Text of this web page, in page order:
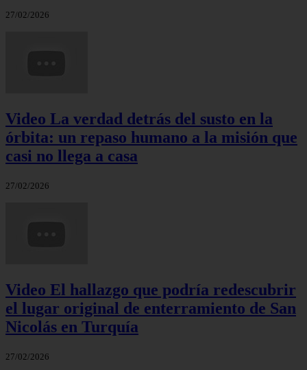
27/02/2026
Video La verdad detrás del susto en la
órbita: un repaso humano a la misión que
casi no llega a casa
27/02/2026
Video El hallazgo que podría redescubrir
el lugar original de enterramiento de San
Nicolás en Turquía
27/02/2026